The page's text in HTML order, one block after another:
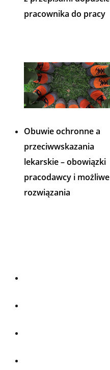
pracownika do pracy
Obuwie ochronne a
przeciwwskazania
lekarskie – obowiązki
pracodawcy i możliwe
rozwiązania